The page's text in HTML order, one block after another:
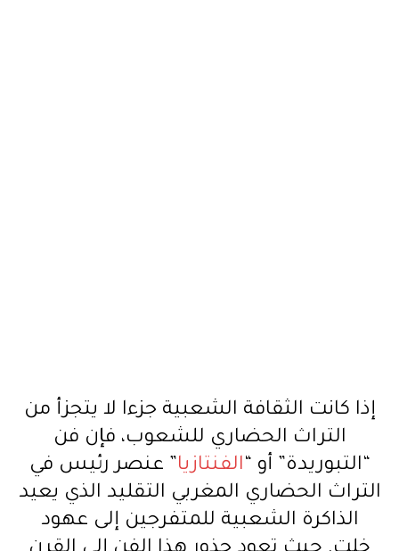
إذا كانت الثقافة الشعبية جزءا لا يتجزأ من
التراث الحضاري للشعوب، فإن فن
“التبوريدة” أو “الفنتازيا” عنصر رئيس في
التراث الحضاري المغربي التقليد الذي يعيد
الذاكرة الشعبية للمتفرجين إلى عهود